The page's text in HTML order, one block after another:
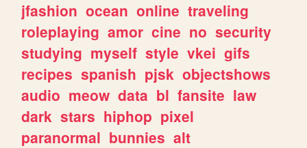
jfashion ocean online traveling
roleplaying amor cine no security
studying myself style vkei gifs
recipes spanish pjsk objectshows
audio meow data bl fansite law
dark stars hiphop pixel
paranormal bunnies alt